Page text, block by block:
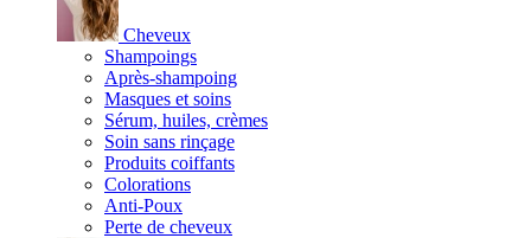
Cheveux
Shampoings
Après-shampoing
Masques et soins
Sérum, huiles, crèmes
Soin sans rinçage
Produits coiffants
Colorations
Anti-Poux
Perte de cheveux